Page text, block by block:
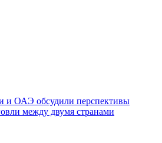
и ОАЭ обсудили перспективы
между двумя странами